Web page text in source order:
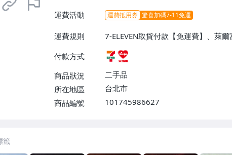
運費活動 運費抵用券 驚喜加碼7-11免運
運費規則
7-ELEVEN取貨付款【免運費】、萊爾
付款方式
商品狀況
二手品
所在地區
台北市
商品編號
101745986627